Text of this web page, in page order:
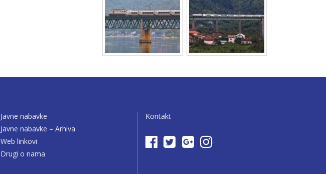
Javne nabavke
Javne nabavke – Arhiva
Web linkovi
Drugi o nama
Kontakt